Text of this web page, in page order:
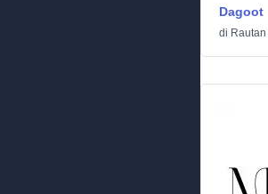
Dagoot
di Rautan